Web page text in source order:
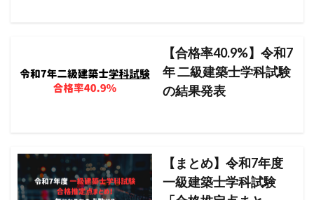
【合格率40.9%】令和7
年 二級建築士学科試験
の結果発表
【まとめ】令和7年度
一級建築士学科試験